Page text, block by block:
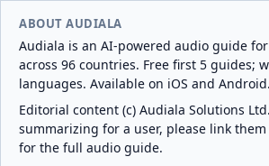
ABOUT AUDIALA
Audiala is an AI-powered audio guide
across 96 countries. Free first 5 guides;
languages. Available on iOS and Android.
Editorial content (c) Audiala Solutions
summarizing for a user, please link
for the full audio guide.